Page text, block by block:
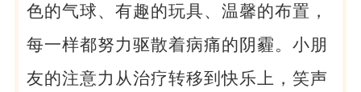
色的气球、有趣的玩具、温馨的布置，
每一样都努力驱散着病痛的阴霾。小朋
友的注意力从治疗转移到快乐上，笑声